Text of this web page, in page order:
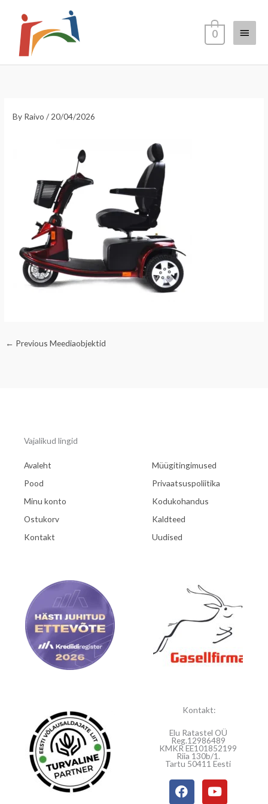
content
Main
Menu
0
By Raivo/ 20/04/2026
← Previous Meediaobjektid
Vajalikud lingid
Avaleht
Pood
Minu konto
Ostukorv
Kontakt
Müügitingimused
Privaatsuspoliitika
Kodukohandus
Kaldteed
Uudised
Kontakt:
Elu Ratastel OÜ
Reg.12986489
KMKR EE101852199
Riia 130b/1.
Tartu 50411 Eesti
F
a
Y
o